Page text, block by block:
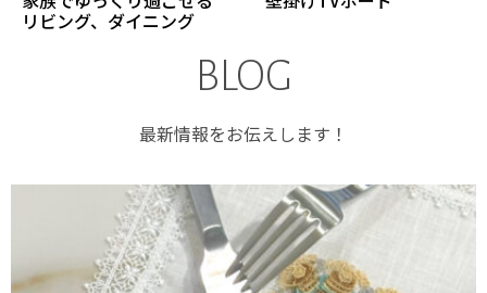
リビング、ダイニング
BLOG
最新情報をお伝えします！